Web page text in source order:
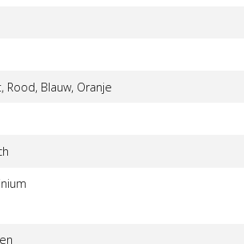
Rood, Blauw, Oranje